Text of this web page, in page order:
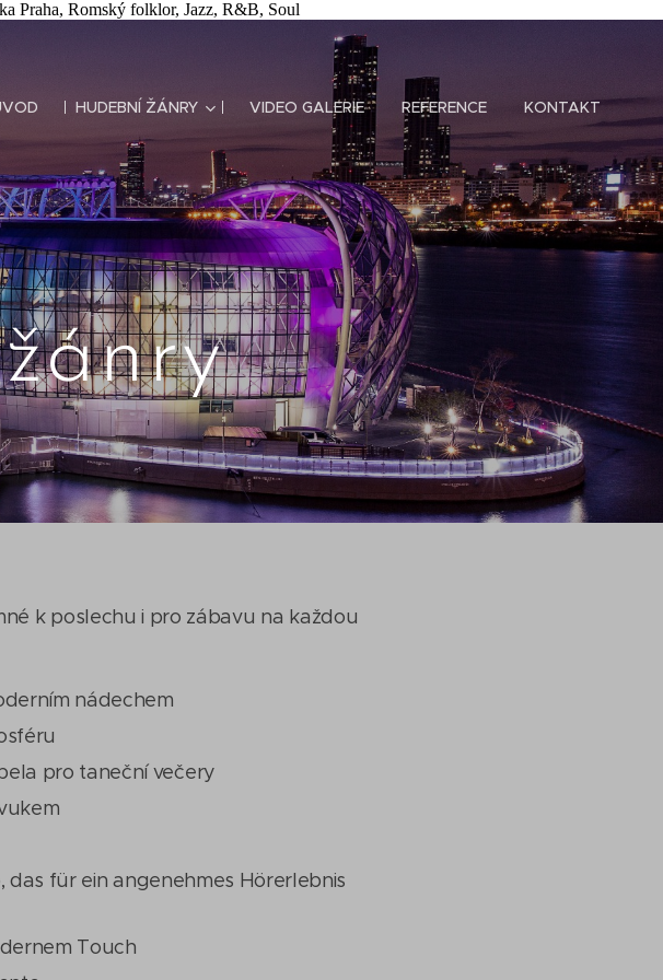
Praha, Romský folklor, Jazz, R&B, Soul
HUDEBNÍ ŽÁNRY VIDEO GALERIE REFERENCE KONTAKT
k poslechu i pro zábavu na každou
nádechem
pro taneční večery
für ein angenehmes Hörerlebnis
Touch